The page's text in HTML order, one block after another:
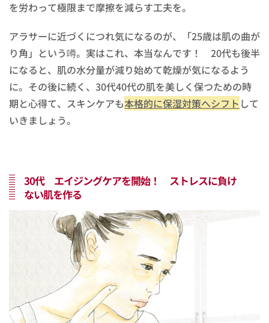
を労わって極限まで摩擦を減らす工夫を。
アラサーに近づくにつれ気になるのが、「25歳は肌の曲が
り角」という噂。実はこれ、本当なんです！ 20代も後半
になると、肌の水分量が減り始めて乾燥が気になるよう
に。その後に続く、30代40代の肌を美しく保つための時
期と心得て、スキンケアも本格的に保湿対策へシフト して
いきましょう。
30代 エイジングケアを開始！ ストレスに負け
ない肌を作る